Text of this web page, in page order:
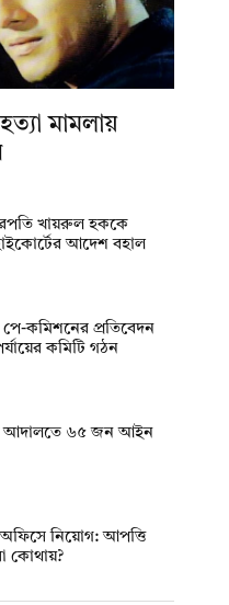
মামলায়
খায়রুল হককে
আদেশ বহাল
পে-কমিশনের প্রতিবেদন
কমিটি গঠন
আদালতে ৬৫ জন আইন
অফিসে নিয়োগ: আপত্তি
কোথায়?